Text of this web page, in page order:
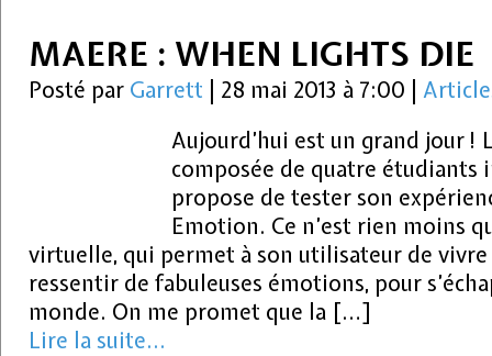
MAERE : WHEN LIGHTS DIE
Posté par Garrett 28 mai 2013 à 7:00
Aujourd’hui est un grand jour !
composée de quatre étudiants
propose de tester son
Emotion. Ce n’est rien moins
virtuelle, qui permet à son utilisateur de
ressentir de fabuleuses émotions, pour
monde. On me promet que la […]
Lire la suite...